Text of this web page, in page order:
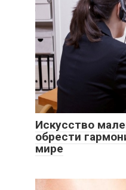
Искусство
обрести
мире